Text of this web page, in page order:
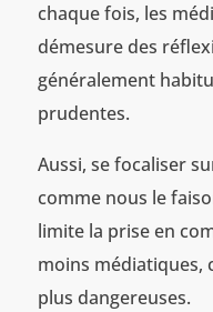
chaque fois, les
démesure des
généralement
prudentes.
Aussi, se focaliser
comme nous le
limite la prise en
moins médiatiques,
plus dangereuses.